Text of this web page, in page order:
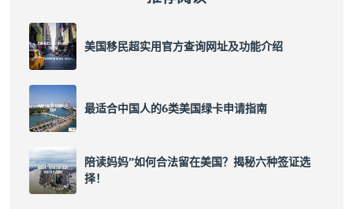
美国移民超实用官方查询网址及功能介绍
最适合中国人的6类美国绿卡申请指南
陪读妈妈”如何合法留在美国？揭秘六种签证选
择！